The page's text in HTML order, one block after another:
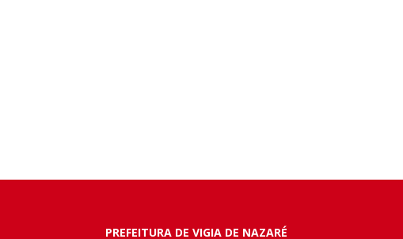
PREFEITURA DE VIGIA DE NAZARÉ